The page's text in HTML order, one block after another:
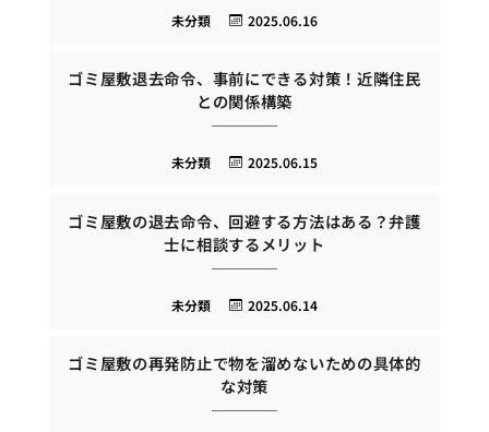
2025.06.16
未分類
ゴミ屋敷退去命令、事前にできる対策！近隣住民
との関係構築
2025.06.15
未分類
ゴミ屋敷の退去命令、回避する方法はある？弁護
士に相談するメリット
2025.06.14
未分類
ゴミ屋敷の再発防止で物を溜めないための具体的
な対策